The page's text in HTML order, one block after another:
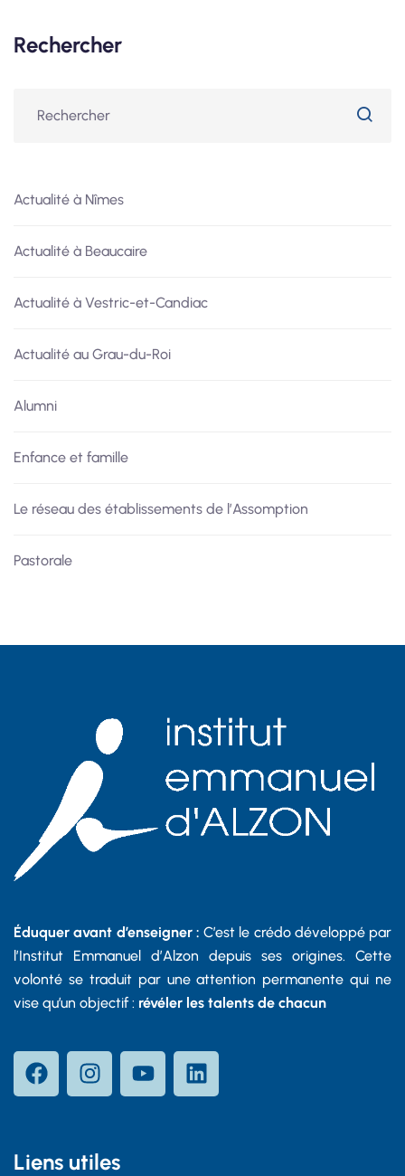
Rechercher
Actualité à Nîmes
Actualité à Beaucaire
Actualité à Vestric-et-Candiac
Actualité au Grau-du-Roi
Alumni
Enfance et famille
Le réseau des établissements de l’Assomption
Pastorale
Éduquer avant d’enseigner : C’est le crédo développé par
l’Institut Emmanuel d’Alzon depuis ses origines. Cette
volonté se traduit par une attention permanente qui ne
vise qu’un objectif : révéler les talents de chacun
Liens utiles